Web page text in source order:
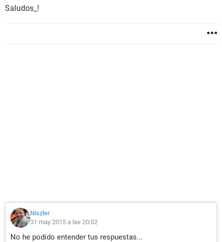
Saludos_!
Niszler
31 may 2015 a las 20:02
No he podido entender tus respuestas...